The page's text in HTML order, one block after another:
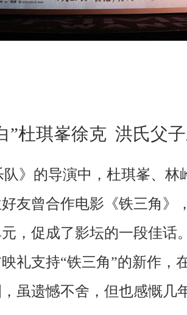
”杜琪峯徐克 洪氏父
》的导演中， 杜琪峯、 林
友曾合作电影《铁三角》
，促成了影坛的一段佳话
礼支持“铁三角”的新作，
， 虽遗憾不舍 ， 但也感慨几